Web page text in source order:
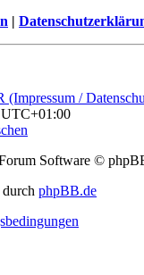
|
(Impressum /
UTC+01:00
Software ©
phpBB.de